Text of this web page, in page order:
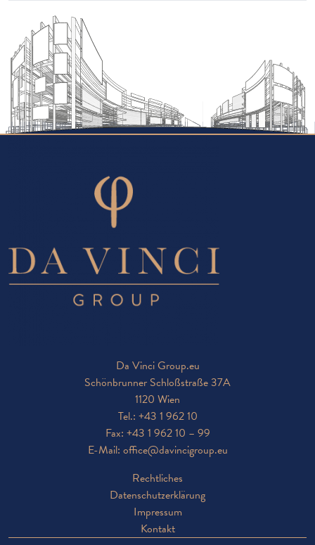
Da Vinci Group.eu
Schönbrunner Schloßstraße 37A
1120 Wien
Tel.: +43 1 962 10
Fax: +43 1 962 10 – 99
E-Mail: office@davincigroup.eu
Rechtliches
Datenschutzerklärung
Impressum
Kontakt